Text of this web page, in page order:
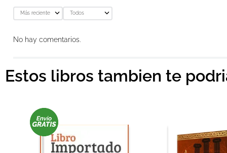
Agregar comentario
★★★
Tu nombre
Más reciente Todos
No hay comentarios.
Estos libros tambien te